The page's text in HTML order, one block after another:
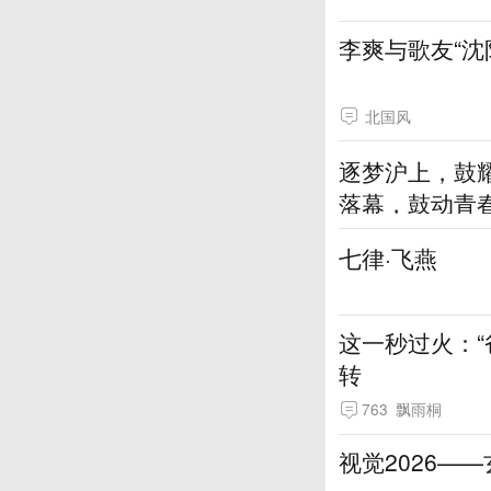
李爽与歌友“
北国风
逐梦沪上，鼓
落幕，鼓动青
七律·飞燕
这一秒过火：
转
763 飘雨桐
视觉2026——